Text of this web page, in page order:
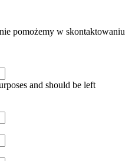
pomożemy w skontaktowaniu
and should be left